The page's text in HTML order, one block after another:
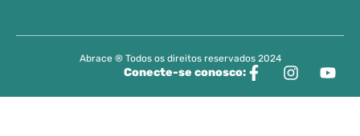
Abrace ® Todos os direitos reservados 2024
Conecte-se conosco: